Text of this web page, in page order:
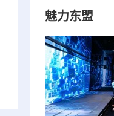
魅力东盟